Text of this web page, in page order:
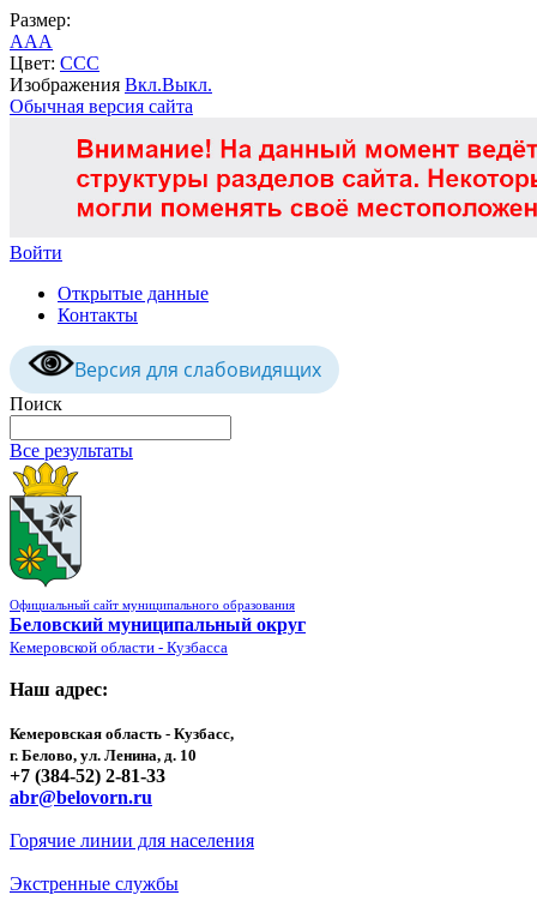
Размер:
AAA
Цвет: CCC
Изображения Вкл.Выкл.
Обычная версия сайта
Войти
Открытые данные
Контакты
Версия для слабовидящих
Поиск
Все результаты
Официальный сайт муниципального образования
Беловский муниципальный округ
Кемеровской области - Кузбасса
Наш адрес:
Кемеровская область - Кузбасс,
г. Белово, ул. Ленина, д. 10
+7 (384-52) 2-81-33
abr@belovorn.ru
Горячие линии для населения
Экстренные службы